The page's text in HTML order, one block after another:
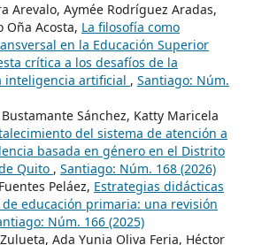
Arevalo, Aymée Rodríguez Aradas,
Oña Acosta, La filosofía como
en la Educación Superior
crítica a los desafíos de la
inteligencia artificial , Santiago: Núm.
Bustamante Sánchez, Katty Maricela
del sistema de atención a
basada en género en el Distrito
Quito , Santiago: Núm. 168 (2026)
Peláez, Estrategias didácticas
educación primaria: una revisión
Núm. 166 (2025)
Ada Yunia Oliva Feria, Héctor